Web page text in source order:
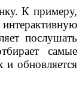
К примеру,
послушать
самые
и обновляется